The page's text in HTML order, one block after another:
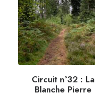
Circuit n°32 : La
Blanche Pierre